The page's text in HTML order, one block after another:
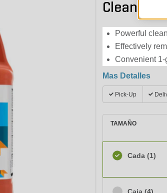
Cleaner (1
Powerful
Effectively
Convenient
Mas Detalles
Pick-Up
TAMAÑO
Cada (1)